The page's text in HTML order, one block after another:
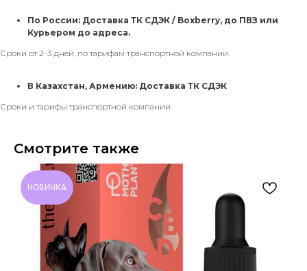
По России: Доставка ТК СДЭК / Boxberry, до ПВЗ или
Курьером до адреса.
Сроки от 2-3 дней, по тарифам транспортной компании.
В Казахстан, Армению: Доставка ТК СДЭК
Сроки и тарифы транспортной компании.
Смотрите также
НОВИНКА